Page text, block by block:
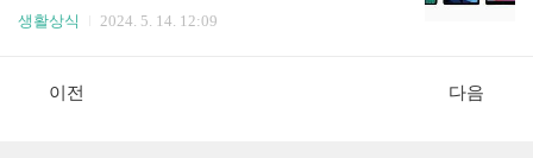
이패드 에어애플은 2024년 5월 7일 오후 11시(한국
시간 기준)에 '렛 루스(Let Loose)' 이벤트를 진행했
4 아이패드 프로 시리즈를 ..
에 맞는 아이패드를 선택하는 게 더 중요해요! 📱✨
아이패드 선택에 도움 되길 바라요!아이패드 모델
비교 2024본격적으로 아이패드 추천 구매 가이드
생활상식 2024. 5. 14. 12:09
이전 다음